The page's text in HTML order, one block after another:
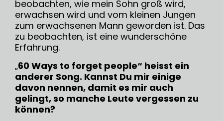
beobachten, wie mein Sohn groß wird,
erwachsen wird und vom kleinen Jungen
zum erwachsenen Mann geworden ist. Das
zu beobachten, ist eine wunderschöne
Erfahrung.
„60 Ways to forget people“ heisst ein
anderer Song. Kannst Du mir einige
davon nennen, damit es mir auch
gelingt, so manche Leute vergessen zu
können?